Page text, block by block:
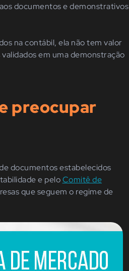
documentos e demonstrativos
na contábil, ela não tem valor
em uma demonstração
preocupar
documentos estabelecidos
e peloComitê de
que seguem o regime de